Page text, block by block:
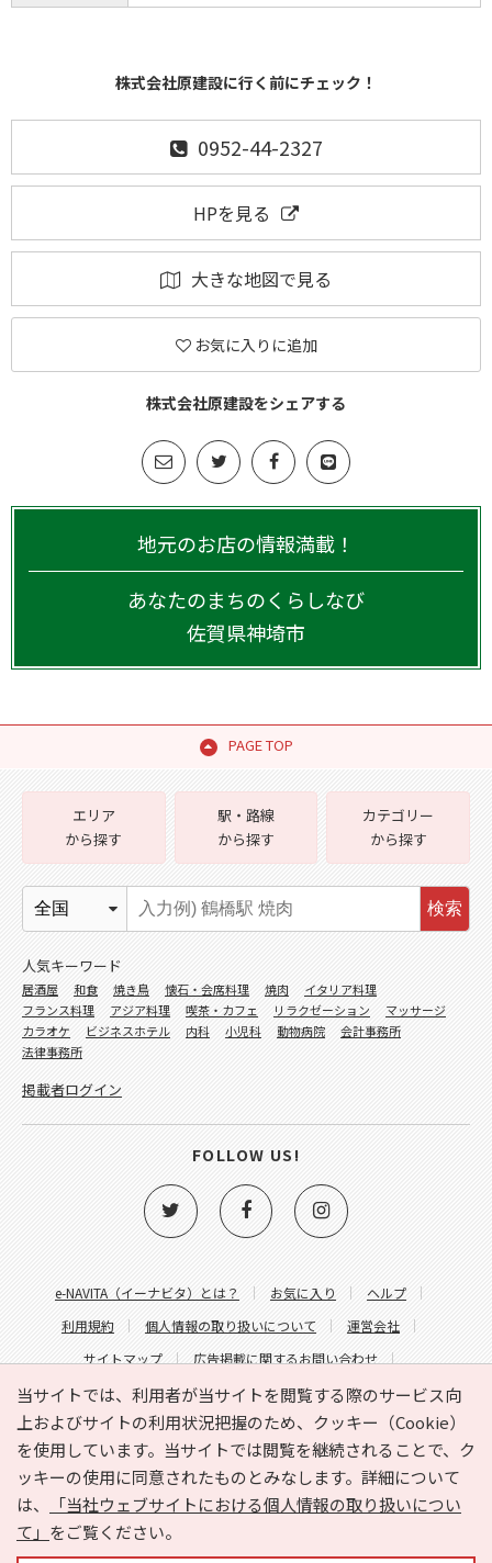
株式会社原建設に行く前にチェック！
0952-44-2327
HPを見る
大きな地図で見る
お気に入りに追加
株式会社原建設をシェアする
地元のお店の情報満載！
あなたのまちのくらしなび
佐賀県神埼市
PAGE TOP
当サイトでは、利用者が当サイトを閲覧する際のサービス向
上およびサイトの利用状況把握のため、クッキー（Cookie）
を使用しています。当サイトでは閲覧を継続されることで、ク
ッキーの使用に同意されたものとみなします。詳細について
は、
「当社ウェブサイトにおける個人情報の取り扱いについ
て」 をご覧ください。
e-NAVITA（イーナビタ）とは？ お気に入り
ヘルプ
利用規約
個人情報の取り扱いについて
運営会社
サイトマップ
広告掲載に関するお問い合わせ
サイトの内容に関するお問い合わせ
エリア
から探す
駅・路線
から探す
カテゴリー
から探す
検索
人気キーワード
居酒屋 和食 焼き鳥 懐石・会席料理 焼肉
イタリア料理
フランス料理
アジア料理 喫茶・カフェ リラクゼーション
マッサージ
カラオケ
ビジネスホテル 内科 小児科 動物病院
会計事務所
法律事務所
掲載者ログイン
FOLLOW US!
Copyright © HYOJITO.Co.,Ltd. All Rights Reserved.